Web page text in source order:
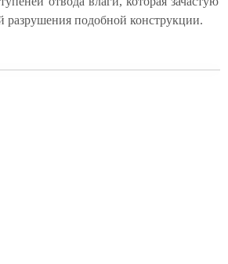
разрушения подобной конструкции.